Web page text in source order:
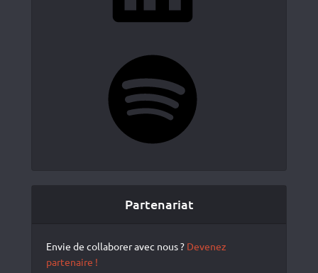
Partenariat
Envie de collaborer avec nous ? Devenez
partenaire !